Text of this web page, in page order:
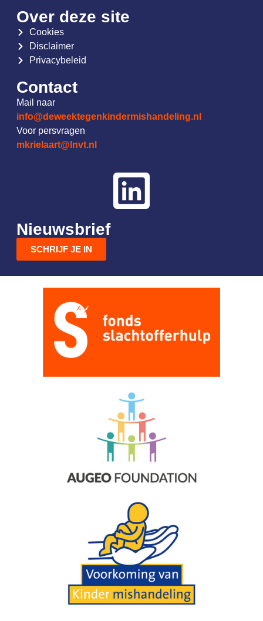
Over deze site
Cookies
Disclaimer
Privacybeleid
Contact
Mail naar
info@deweektegenkindermishandeling.nl
Voor persvragen
mkrielaart@lnvt.nl
Nieuwsbrief
SCHRIJF JE IN